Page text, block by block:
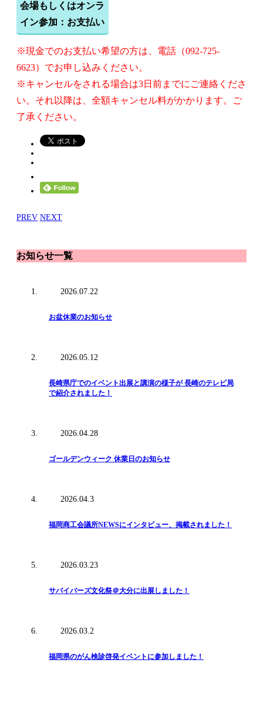
会場もしくはオンラ
イン参加：お支払い
※現金でのお支払い希望の方は、電話（092-725-
6623）でお申し込みください。
※キャンセルをされる場合は3日前までにご連絡くださ
い。それ以降は、全額キャンセル料がかかります。ご
了承ください。
PREV NEXT
お知らせ一覧
2026.07.22
お盆休業のお知らせ
2026.05.12
長崎県庁でのイベント出展と講演の様子が 長崎のテレビ局
で紹介されました！
2026.04.28
ゴールデンウィーク 休業日のお知らせ
2026.04.3
福岡商工会議所NEWSにインタビュー、掲載されました！
2026.03.23
サバイバーズ文化祭＠大分に出展しました！
2026.03.2
福岡県のがん検診啓発イベントに参加しました！